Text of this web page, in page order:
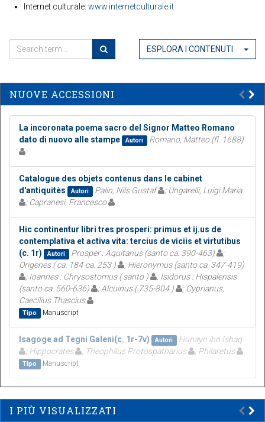
Internet culturale: www.internetculturale.it
ESPLORA I CONTENUTI
NUOVE ACCESSIONI
La incoronata poema sacro del Signor Matteo Romano
dato di nuovo alle stampe
Autori Romano, Matteo (fl. 1688)
Catalogue des objets contenus dans le cabinet
d'antiquitès
Autori Palin, Nils Gustaf
; Ungarelli, Luigi Maria
; Capranesi, Francesco
Hic continentur libri tres prosperi: primus et ij.us de
contemplativa et activa vita: tercius de viciis et virtutibus
(c. 1r)
Autori Prosper : Aquitanus (santo ca. 390-463)
;
Origenes ( ca. 184-ca. 253 )
; Hieronymus (santo ca. 347-419)
; Ioannes : Chrysostomus ( santo )
; Isidorus : Hispalensis
(santo ca. 560-636)
; Alcuinus ( 735-804 )
; Cyprianus,
Caecilius Thascius
Tipo Manuscript
Isagoge ad Tegni Galeni(c. 1r-7v) Autori
Hunayn ibn Ishaq
; Hippocrates
; Theophilus Protospatharius ; Philaretus
Tipo Manuscript
I PIÙ VISUALIZZATI